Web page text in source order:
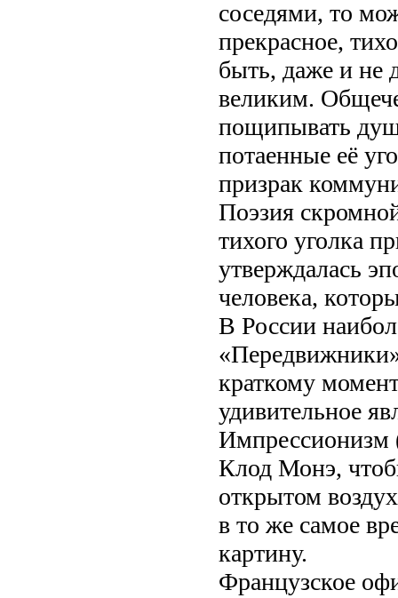
соседями, то
прекрасное,
быть, даже и не
великим.
пощипывать
потаенные её
призрак
Поэзия
тихого уголка
утверждалась
человека,
В России
краткому
удивительное
Импрессионизм
Клод Монэ,
открытом
в то же самое
картину.
Французское